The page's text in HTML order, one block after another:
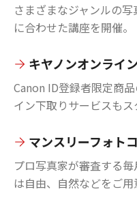
さまざまなジャンルの
に合わせた講座を開催。
キヤノンオンライ
Canon ID登録者限定商
イン下取りサービスもス
マンスリーフォト
プロ写真家が審査する
は自由、自然などをご用